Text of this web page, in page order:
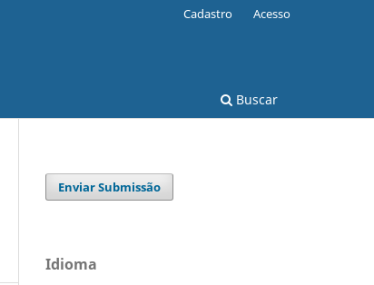
Buscar
Cadastro Acesso
Enviar Submissão
Idioma